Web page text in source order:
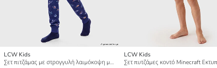
LCW Kids
Σετ πιτζάμας με στρογγυλή λαιμόκοψη με εκτύπωση για αγόρια
LCW Kids